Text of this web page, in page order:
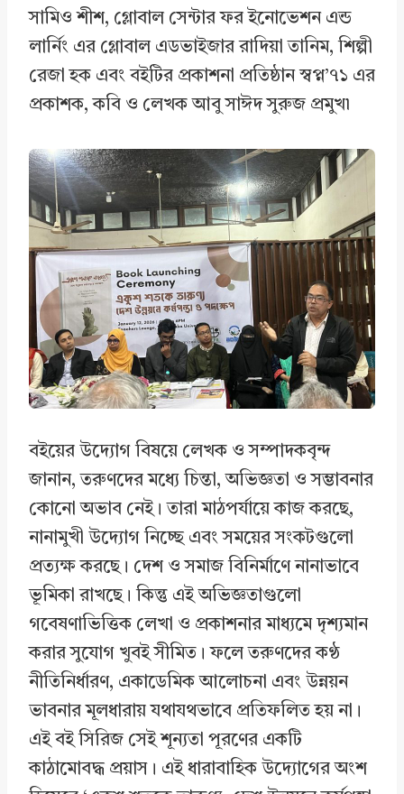
সামিও শীশ, গ্লোবাল সেন্টার ফর ইনোভেশন এন্ড
লার্নিং এর গ্লোবাল এডভাইজার রাদিয়া তানিম, শিল্পী
রেজা হক এবং বইটির প্রকাশনা প্রতিষ্ঠান স্বপ্ন’৭১ এর
প্রকাশক, কবি ও লেখক আবু সাঈদ সুরুজ প্রমুখ৷
বইয়ের উদ্যোগ বিষয়ে লেখক ও সম্পাদকবৃন্দ
জানান, তরুণদের মধ্যে চিন্তা, অভিজ্ঞতা ও সম্ভাবনার
কোনো অভাব নেই। তারা মাঠপর্যায়ে কাজ করছে,
নানামুখী উদ্যোগ নিচ্ছে এবং সময়ের সংকটগুলো
প্রত্যক্ষ করছে। দেশ ও সমাজ বিনির্মাণে নানাভাবে
ভূমিকা রাখছে। কিন্তু এই অভিজ্ঞতাগুলো
গবেষণাভিত্তিক লেখা ও প্রকাশনার মাধ্যমে দৃশ্যমান
করার সুযোগ খুবই সীমিত। ফলে তরুণদের কণ্ঠ
নীতিনির্ধারণ, একাডেমিক আলোচনা এবং উন্নয়ন
ভাবনার মূলধারায় যথাযথভাবে প্রতিফলিত হয় না।
এই বই সিরিজ সেই শূন্যতা পূরণের একটি
কাঠামোবদ্ধ প্রয়াস। এই ধারাবাহিক উদ্যোগের অংশ